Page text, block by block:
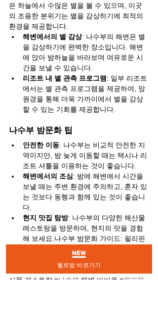
은 하늘에서 수많은 별을 볼 수 있으며, 이곳
의 조용한 분위기는 별을 감상하기에 최적의
환경을 제공합니다.
해변에서의 별 감상: 나수부의 해변은 별
을 감상하기에 완벽한 장소입니다. 해변
에 앉아 밤하늘을 바라보며 여유로운 시
간을 보낼 수 있습니다.
리조트 내 별 관측 프로그램: 일부 리조트
에서는 별 관측 프로그램을 제공하여, 망
원경을 통해 더욱 가까이에서 별을 감상
할 수 있는 기회를 제공합니다.
나수부 밤문화 팁
안전한 이동: 나수부는 비교적 안전한 지
역이지만, 밤 늦게 이동할 때는 택시나 리
조트 셔틀을 이용하는 것이 좋습니다.
해변에서의 조심: 밤에 해변에서 시간을
보낼 때는 주변 환경에 주의하고, 혼자 있
는 것보다 동행과 함께 있는 것이 좋습니
다.
현지 맛집 탐방: 나수부의 다양한 해산물
레스토랑을 방문하여, 현지의 맛을 경험
해 보세요.나수부 밤문화 가이드: 필리핀
의 숨겨진 보석 같은 밤의 매력
#나수부 바 추천
산물 레스토랑 #나수부 해변 바비큐 #필리핀
헬로밤 바로가기